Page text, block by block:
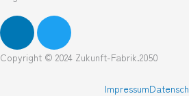
L
n
T
w
i
Copyright © 2024 Zukunft-Fabrik.2050
Impressum